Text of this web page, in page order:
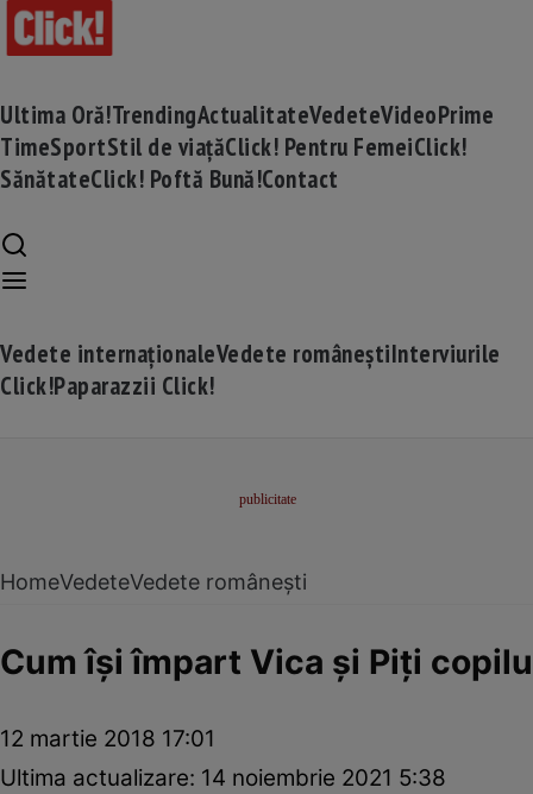
Ultima Oră!TrendingActualitateVedeteVideoPrime
TimeSportStil de viațăClick! Pentru FemeiClick!
SănătateClick! Poftă Bună!Contact
Vedete internaționaleVedete româneștiInterviurile
Click!Paparazzii Click!
HomeVedeteVedete românești
Cum îşi împart Vica şi Piţi
12 martie 2018 17:01
Ultima actualizare: 14 noiembrie 2021 5:38